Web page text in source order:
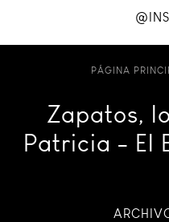
PÁGINA
Zapatos,
Patricia - El